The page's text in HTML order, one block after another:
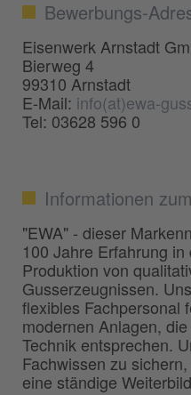
Bewerbungs-
Eisenwerk Arnstadt
Bierweg 4
99310 Arnstadt
E-Mail: info(at)ewa-
Tel: 03628 596 0
Informationen
"EWA" - dieser
100 Jahre Erfahrung
Produktion von
Gusserzeugnissen.
flexibles Fachpersonal
modernen Anlagen,
Technik entsprechen.
Fachwissen zu
eine ständige